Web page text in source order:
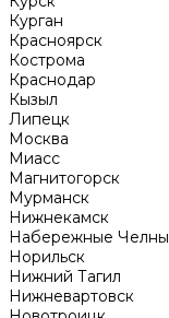
Курган
Красноярск
Кострома
Краснодар
Кызыл
Липецк
Москва
Миасс
Магнитогорск
Мурманск
Нижнекамск
Набережные Челны
Норильск
Нижний Тагил
Нижневартовск